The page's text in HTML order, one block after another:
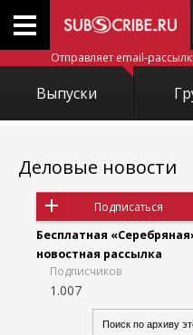
Отправляет email-
Выпуски
Деловые новости
Подписаться
Бесплатная
новостная рассылка
Подписчиков
1.007